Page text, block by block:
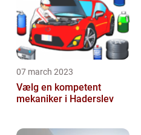
07 march 2023
Vælg en kompetent
mekaniker i Haderslev